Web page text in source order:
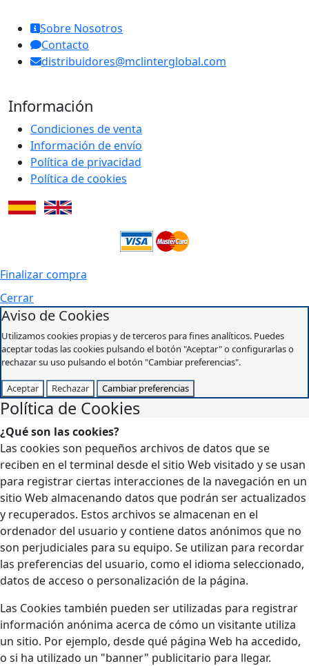
Sobre Nosotros
Contacto
distribuidores@mclinterglobal.com
Información
Condiciones de venta
Información de envío
Política de privacidad
Política de cookies
Finalizar compra
Cerrar
Aviso de Cookies
Utilizamos cookies propias y de terceros para fines analíticos. Puedes
aceptar todas las cookies pulsando el botón "Aceptar" o configurarlas o
rechazar su uso pulsando el botón "Cambiar preferencias".
Aceptar Rechazar Cambiar preferencias
Política de Cookies
¿Qué son las cookies?
Las cookies son pequeños archivos de datos que se
reciben en el terminal desde el sitio Web visitado y se usan
para registrar ciertas interacciones de la navegación en un
sitio Web almacenando datos que podrán ser actualizados
y recuperados. Estos archivos se almacenan en el
ordenador del usuario y contiene datos anónimos que no
son perjudiciales para su equipo. Se utilizan para recordar
las preferencias del usuario, como el idioma seleccionado,
datos de acceso o personalización de la página.
Las Cookies también pueden ser utilizadas para registrar
información anónima acerca de cómo un visitante utiliza
un sitio. Por ejemplo, desde qué página Web ha accedido,
o si ha utilizado un "banner" publicitario para llegar.